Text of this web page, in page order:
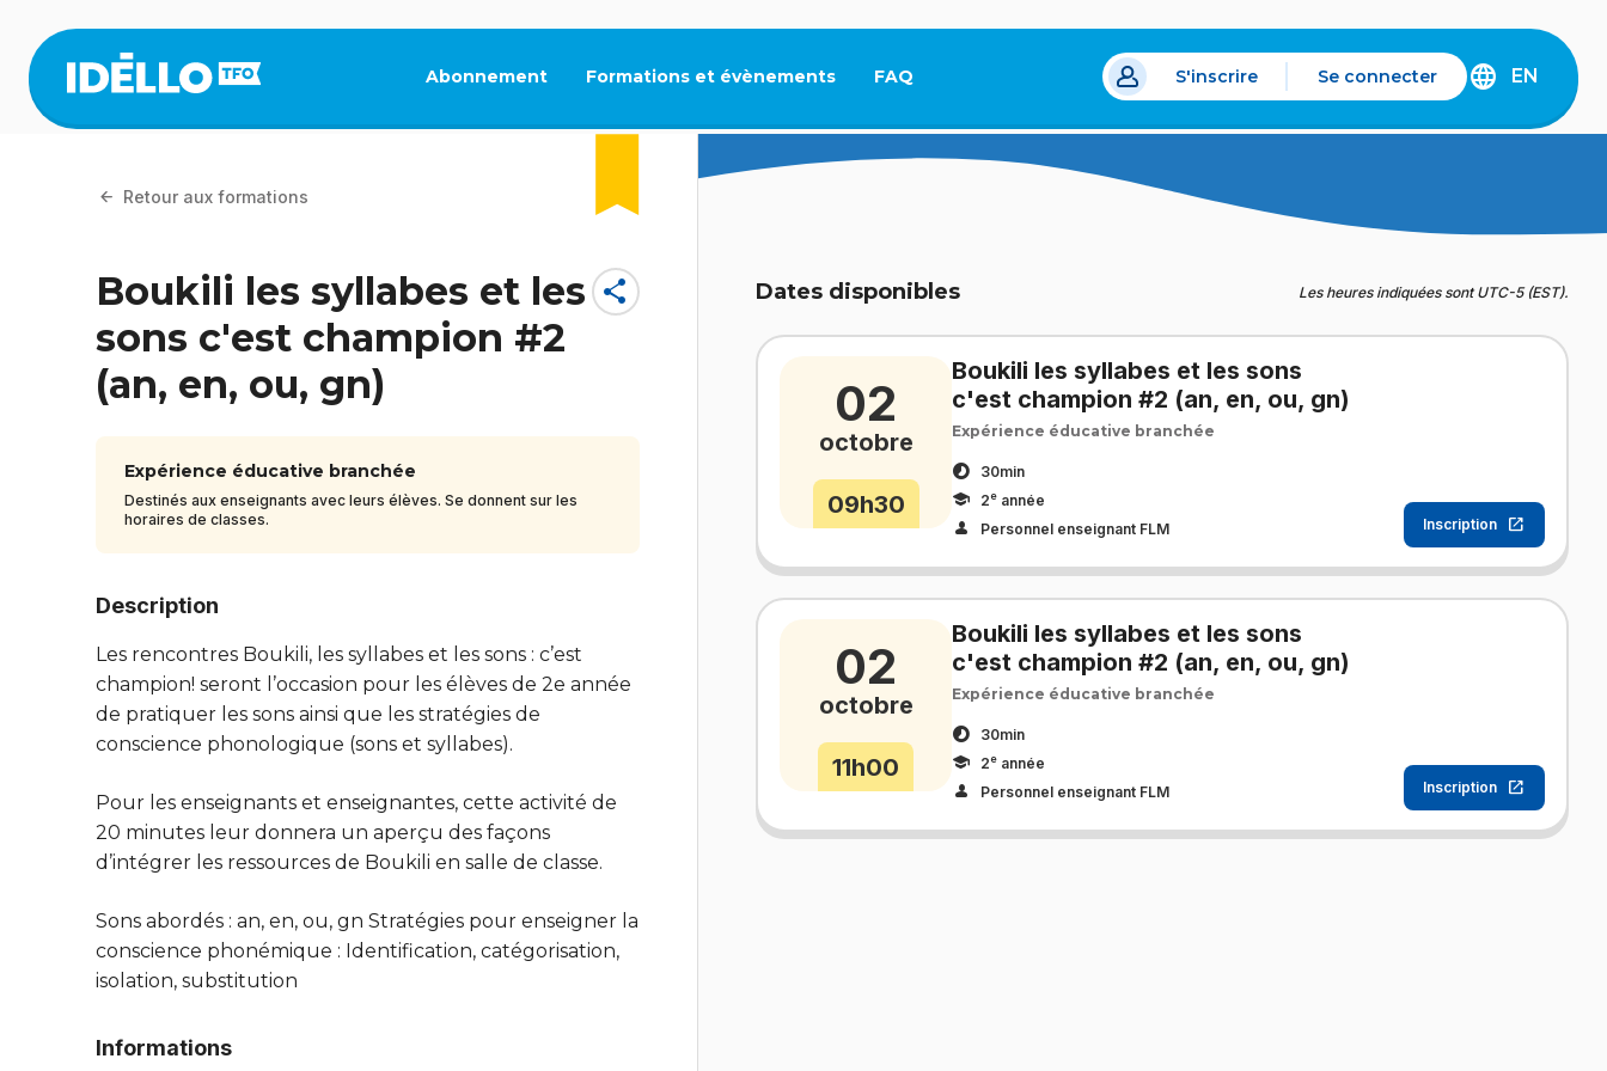
contenu
principal
Abonnement Formations et évènements FAQ
Ce lien s'ouvrira dans un nouvel onglet.
S'inscrire Se connecter
DISCOVER
IDÉLLO.
EN
Retour aux formations
Boukili les syllabes et les
sons c'est champion #2
(an, en, ou, gn)
share
Expérience éducative branchée
Destinés aux enseignants avec leurs élèves. Se donnent sur les
horaires de classes.
Description
Les rencontres Boukili, les syllabes et les sons : c’est
champion! seront l’occasion pour les élèves de 2e année
de pratiquer les sons ainsi que les stratégies de
conscience phonologique (sons et syllabes).
Pour les enseignants et enseignantes, cette activité de
20 minutes leur donnera un aperçu des façons
d’intégrer les ressources de Boukili en salle de classe.
Sons abordés : an, en, ou, gn Stratégies pour enseigner la
conscience phonémique : Identification, catégorisation,
isolation, substitution
Informations
Dates disponibles Les heures indiquées sont UTC-5 (EST).
02
octobre
09h30
Boukili les syllabes et les sons
c'est champion #2 (an, en, ou, gn)
Expérience éducative branchée
30min
2e année
Personnel enseignant FLM
Inscription
02
octobre
11h00
Boukili les syllabes et les sons
c'est champion #2 (an, en, ou, gn)
Expérience éducative branchée
30min
2e année
Personnel enseignant FLM
Inscription